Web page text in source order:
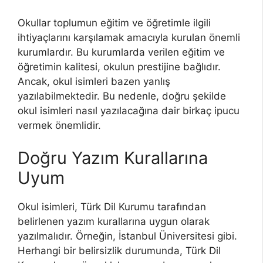
Okullar toplumun eğitim ve öğretimle ilgili
ihtiyaçlarını karşılamak amacıyla kurulan önemli
kurumlardır. Bu kurumlarda verilen eğitim ve
öğretimin kalitesi, okulun prestijine bağlıdır.
Ancak, okul isimleri bazen yanlış
yazılabilmektedir. Bu nedenle, doğru şekilde
okul isimleri nasıl yazılacağına dair birkaç ipucu
vermek önemlidir.
Doğru Yazım Kurallarına
Uyum
Okul isimleri, Türk Dil Kurumu tarafından
belirlenen yazım kurallarına uygun olarak
yazılmalıdır. Örneğin, İstanbul Üniversitesi gibi.
Herhangi bir belirsizlik durumunda, Türk Dil